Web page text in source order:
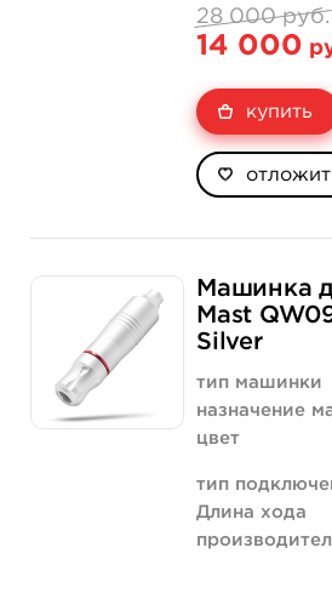
28 000 руб.
14 000
купить
Машинка
Mast
Silver
тип машинки
назначение
цвет
тип
Длина хода